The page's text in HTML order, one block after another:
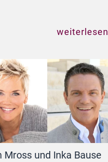
weiterlesen
Mross und Inka Bause